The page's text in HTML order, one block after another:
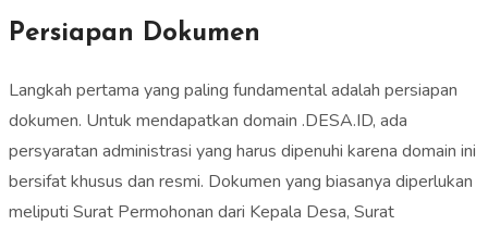
Persiapan Dokumen
Langkah pertama yang paling fundamental adalah persiapan
dokumen. Untuk mendapatkan domain .DESA.ID, ada
persyaratan administrasi yang harus dipenuhi karena domain ini
bersifat khusus dan resmi. Dokumen yang biasanya diperlukan
meliputi Surat Permohonan dari Kepala Desa, Surat